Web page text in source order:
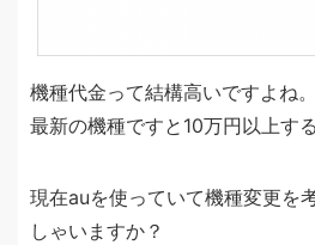
機種代金って結構高いですよね。
最新の機種ですと10万円以上す
現在auを使っていて機種変更を
しゃいますか？